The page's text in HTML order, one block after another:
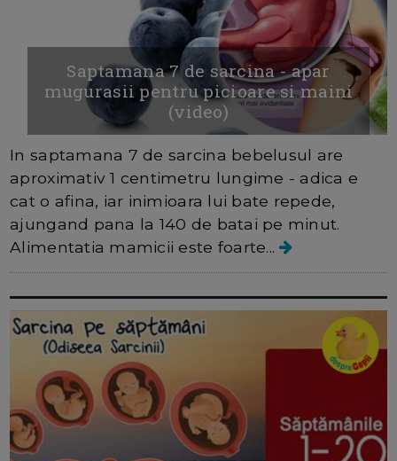
Saptamana 7 de sarcina - apar
mugurasii pentru picioare si maini
(video)
In saptamana 7 de sarcina bebelusul are
aproximativ 1 centimetru lungime - adica e
cat o afina, iar inimioara lui bate repede,
ajungand pana la 140 de batai pe minut.
Alimentatia mamicii este foarte...